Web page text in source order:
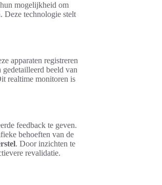
mogelijkheid om
Deze technologie stelt
apparaten registreren
beeld van
realtime monitoren is
feedback te geven.
behoeften van de
. Door inzichten te
revalidatie.